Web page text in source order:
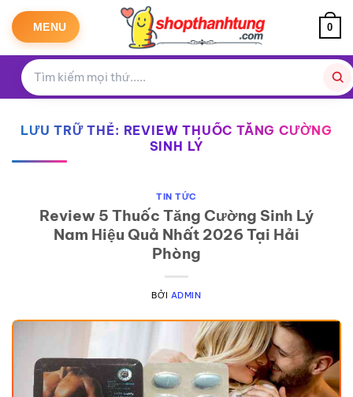
qua
dung
MENU 0
LƯU TRỮ THẺ: REVIEW THUỐC TĂNG CƯỜNG
SINH LÝ
TIN TỨC
Review 5 Thuốc Tăng Cường Sinh Lý
Nam Hiệu Quả Nhất 2026 Tại Hải
Phòng
BỞI ADMIN